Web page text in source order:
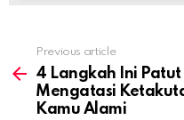
more
Previous article
4 Langkah Ini
Mengatasi
Kamu Alami